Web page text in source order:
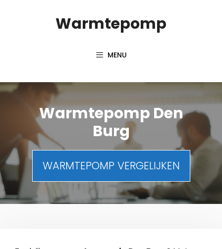
Warmtepomp
MENU
Warmtepomp Den
Burg
WARMTEPOMP VERGELIJKEN